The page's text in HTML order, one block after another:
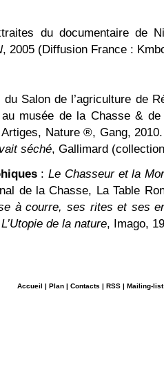
du documentaire de
, 2005 (Diffusion France :
du Salon de l’agriculture de
musée de la Chasse & de
Nature ®, Gang,
séché, Gallimard
:Le Chasseur et la
de la Chasse, La Table
à courre, ses rites et ses
L’Utopie de la nature, Imago,
Accueil | Plan | Contacts | RSS | Mailing-list